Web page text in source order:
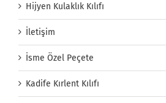
Hijyen Kulaklık Kılıfı
İletişim
İsme Özel Peçete
Kadife Kırlent Kılıfı